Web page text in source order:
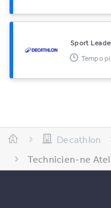
Sport
Tempo
Decathlon
Technicien-ne